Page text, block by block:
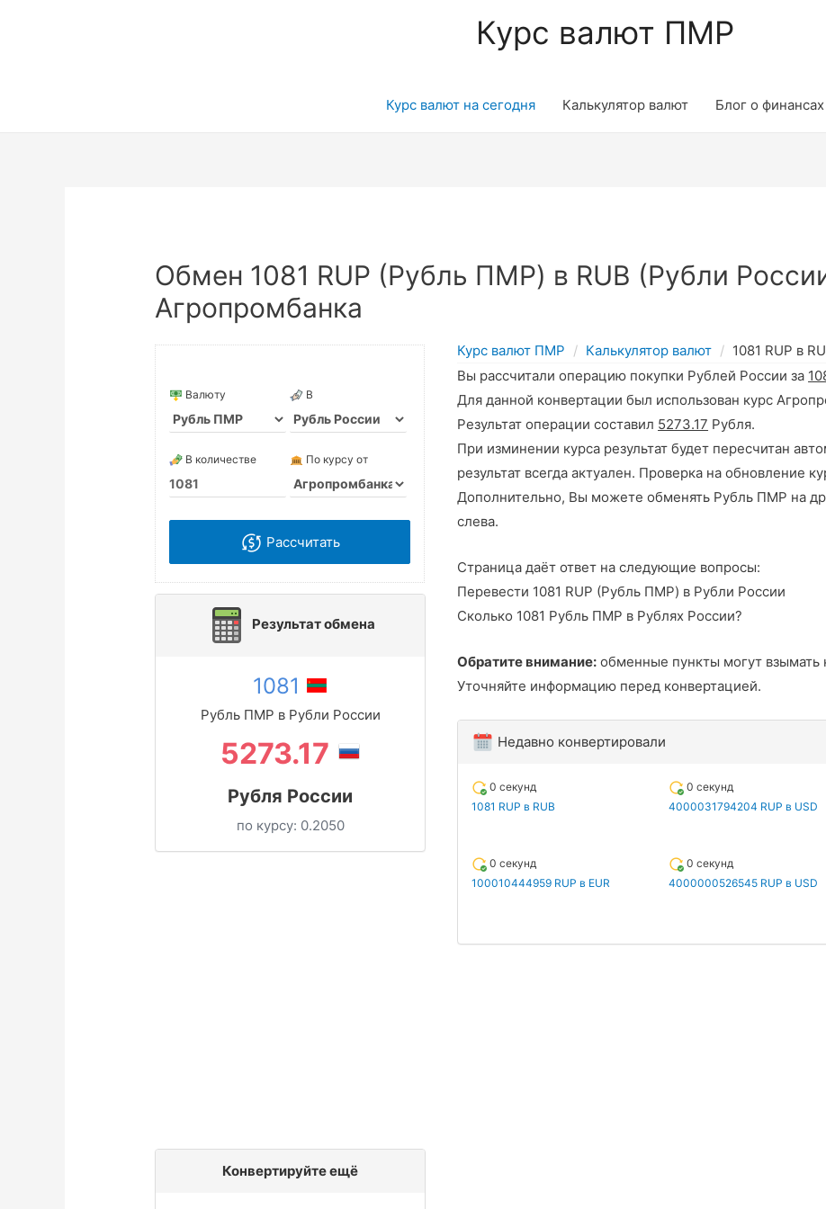
Курс валют ПМР
Курс валют на сегодня Калькулятор валют Блог о финансах
Обмен 1081 RUP (Рубль ПМР) в RUB (Рубли
Агропромбанка
Валюту В
В количестве По курсу от
Рассчитать
Результат обмена
1081
Рубль ПМР в Рубли России
5273.17
Рубля России
по курсу: 0.2050
Конвертируйте ещё
Курс валют ПМР Калькулятор валют
1081 RUP в
Вы рассчитали операцию покупки Рублей России за
Для данной конвертации был использован курс
Результат операции составил 5273.17 Рубля.
При изминении курса результат будет пересчитан
результат всегда актуален. Проверка на обновление
Дополнительно, Вы можете обменять Рубль ПМР на
слева.
Страница даёт ответ на следующие вопросы:
Перевести 1081 RUP (Рубль ПМР) в Рубли России
Сколько 1081 Рубль ПМР в Рублях России?
Обратите внимание: обменные пункты могут
Уточняйте информацию перед конвертацией.
Недавно конвертировали
0 секунд
1081 RUP в RUB
0 секунд
4000031794204 RUP в USD
0 секунд
100010444959 RUP в EUR
0 секунд
4000000526545 RUP в USD